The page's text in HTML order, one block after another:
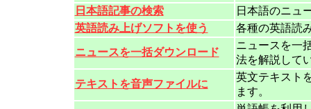
日本語記事の検索
日本語のニュ
英語読み上げソフトを使う
各種の英語読
ニュースを一括ダウンロード
ニュースを一
法を解説して
テキストを音声ファイルに
英文テキスト
ます。